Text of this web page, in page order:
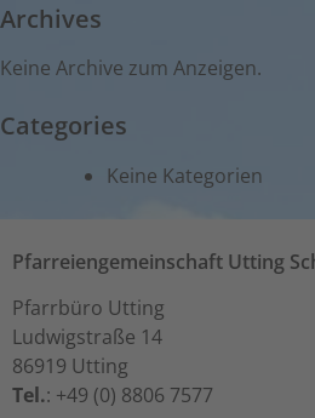
Archives
Keine Archive zum Anzeigen.
Categories
Keine Kategorien
Pfarreiengemeinschaft Utting
Pfarrbüro Utting
Ludwigstraße 14
86919 Utting
Tel.: +49 (0) 8806 7577